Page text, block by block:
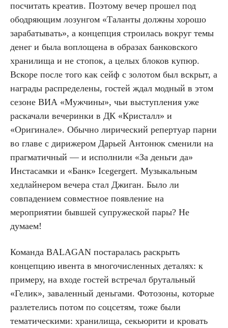
посчитать креатив. Поэтому вечер прошел под
ободряющим лозунгом «Таланты должны хорошо
зарабатывать», а концепция строилась вокруг темы
денег и была воплощена в образах банковского
хранилища и не стопок, а целых блоков купюр.
Вскоре после того как сейф с золотом был вскрыт, а
награды распределены, гостей ждал модный в этом
сезоне ВИА «Мужчины», чьи выступления уже
раскачали вечеринки в ДК «Кристалл» и
«Оригинале». Обычно лирический репертуар парни
во главе с дирижером Дарьей Антонюк сменили на
прагматичный — и исполнили «За деньги да»
Инстасамки и «Банк» Icegergert. Музыкальным
хедлайнером вечера стал Джиган. Было ли
совпадением совместное появление на
мероприятии бывшей супружеской пары? Не
думаем!
Команда BALAGAN постаралась раскрыть
концепцию ивента в многочисленных деталях: к
примеру, на входе гостей встречал брутальный
«Гелик», заваленный деньгами. Фотозоны, которые
разлетелись потом по соцсетям, тоже были
тематическими: хранилища, секьюрити и кровать